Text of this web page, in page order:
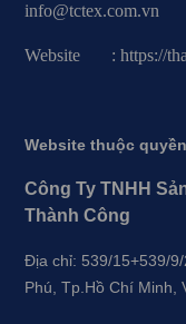
info@tctex.com.vn
Website : https://
Website thuộc
Công Ty TNHH
Thành Công
Địa chỉ: 539/15+539/
Phú, Tp.Hồ Chí Minh,